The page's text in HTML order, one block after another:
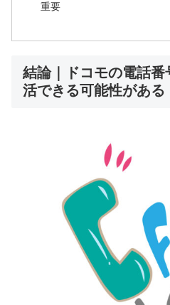
重要
結論｜ドコモの電話
活できる可能性がある